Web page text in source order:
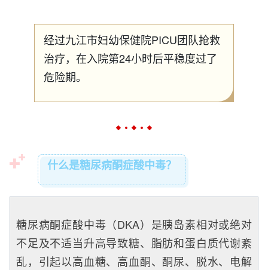
经过九江市妇幼保健院PICU团队抢救
治疗，在入院第24小时后平稳度过了
危险期。
什么是糖尿病酮症酸中毒？
糖尿病酮症酸中毒（DKA）是胰岛素相对或绝对
不足及不适当升高导致糖、脂肪和蛋白质代谢紊
乱，引起以高血糖、高血酮、酮尿、脱水、电解